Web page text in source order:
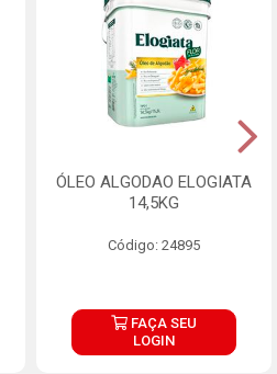
ÓLEO ALGODAO ELOGIATA
14,5KG
Código: 24895
FAÇA SEU
LOGIN